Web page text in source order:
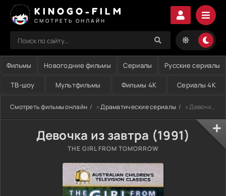
KINOGO-FILM
СМОТРЕТЬ ОНЛАЙН
Фильмы Новогодние фильмы Сериалы Русские сериалы
ТВ-шоу Мультфильмы Фильмы 4K Сериалы 4K
Смотреть фильмы онлайн »Драматические сериалы » Девочка из завтра (1991)
Девочка из завтра (1991)
THE GIRL FROM TOMORROW